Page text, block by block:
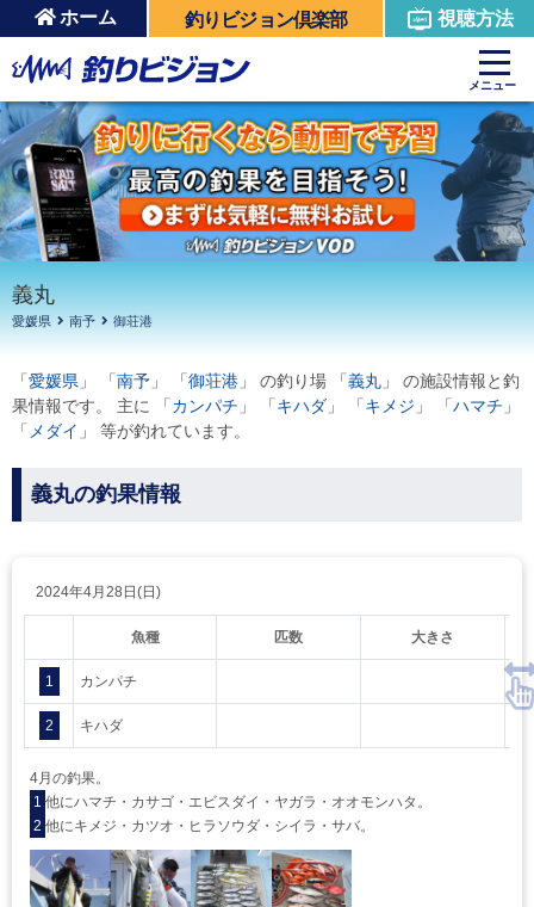
ホーム 釣りビジョン倶楽部 視聴方法
メニュー
義丸
愛媛県 南予 御荘港
「 愛媛県 」 「 南予 」 「 御荘港 」 の釣り場 「 義丸 」 の施設情報と釣
果情報です。 主に 「 カンパチ 」 「 キハダ 」 「 キメジ 」 「 ハマチ 」
「 メダイ 」 等が釣れています。
義丸の釣果情報
2024年4月28日(日)
魚種 匹数 大きさ
1 カンパチ
2 キハダ
4月の釣果。
1 他にハマチ・カサゴ・エビスダイ・ヤガラ・オオモンハタ。
2 他にキメジ・カツオ・ヒラソウダ・シイラ・サバ。
周辺の施設を見る